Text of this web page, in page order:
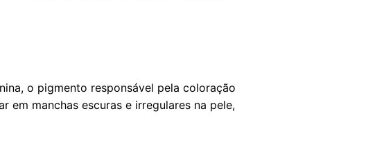
o pigmento responsável pela coloração
em manchas escuras e irregulares na pele,